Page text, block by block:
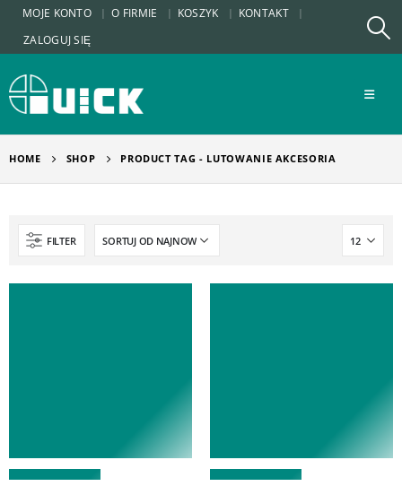
MOJE KONTO O FIRMIE KOSZYK
KONTAKT
ZALOGUJ SIĘ
HOME SHOP PRODUCT TAG - LUTOWANIE AKCESORIA
FILTER